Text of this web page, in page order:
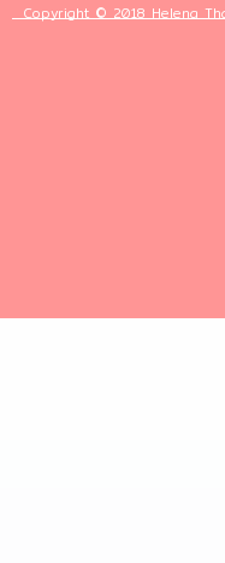
Copyright © 2018 Helena